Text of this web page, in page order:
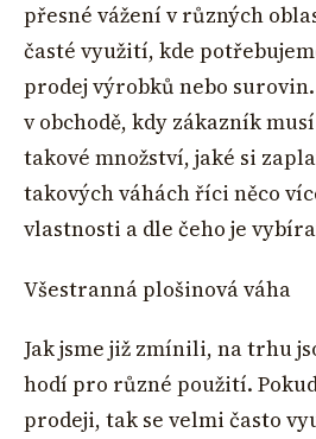
přesné vážení v různých
časté využití, kde
prodej výrobků nebo
v obchodě, kdy zákazník
takové množství, jaké si
takových váhách říci něco
vlastnosti a dle čeho je
Všestranná plošinová váha
Jak jsme již zmínili, na trhu
hodí pro různé použití.
prodeji, tak se velmi často